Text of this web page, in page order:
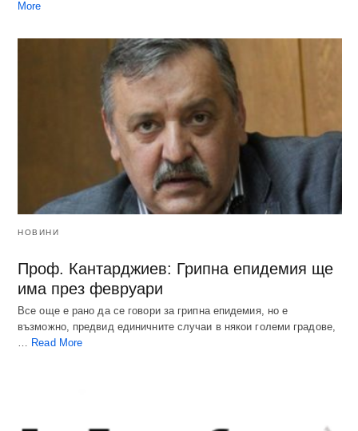
More
НОВИНИ
Проф. Кантарджиев: Грипна епидемия ще
има през февруари
Все още е рано да се говори за грипна епидемия, но е
възможно, предвид единичните случаи в някои големи градове,
… Read More